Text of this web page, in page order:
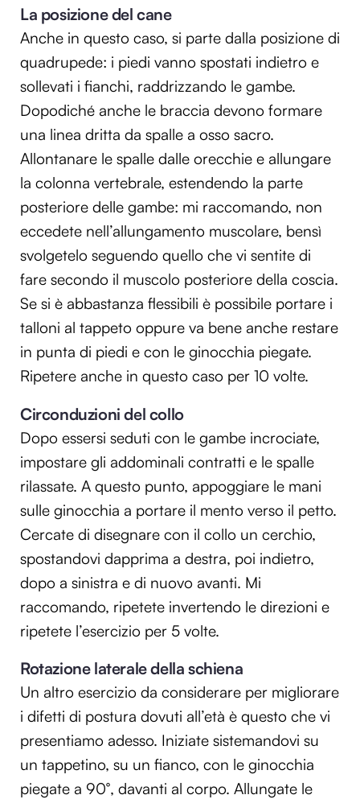
La posizione del cane
Anche in questo caso, si parte dalla posizione di
quadrupede: i piedi vanno spostati indietro e
sollevati i fianchi, raddrizzando le gambe.
Dopodiché anche le braccia devono formare
una linea dritta da spalle a osso sacro.
Allontanare le spalle dalle orecchie e allungare
la colonna vertebrale, estendendo la parte
posteriore delle gambe: mi raccomando, non
eccedete nell’allungamento muscolare, bensì
svolgetelo seguendo quello che vi sentite di
fare secondo il muscolo posteriore della coscia.
Se si è abbastanza flessibili è possibile portare i
talloni al tappeto oppure va bene anche restare
in punta di piedi e con le ginocchia piegate.
Ripetere anche in questo caso per 10 volte.
Circonduzioni del collo
Dopo essersi seduti con le gambe incrociate,
impostare gli addominali contratti e le spalle
rilassate. A questo punto, appoggiare le mani
sulle ginocchia a portare il mento verso il petto.
Cercate di disegnare con il collo un cerchio,
spostandovi dapprima a destra, poi indietro,
dopo a sinistra e di nuovo avanti. Mi
raccomando, ripetete invertendo le direzioni e
ripetete l’esercizio per 5 volte.
Rotazione laterale della schiena
Un altro esercizio da considerare per migliorare
i difetti di postura dovuti all’età è questo che vi
presentiamo adesso. Iniziate sistemandovi su
un tappetino, su un fianco, con le ginocchia
piegate a 90°, davanti al corpo. Allungate le